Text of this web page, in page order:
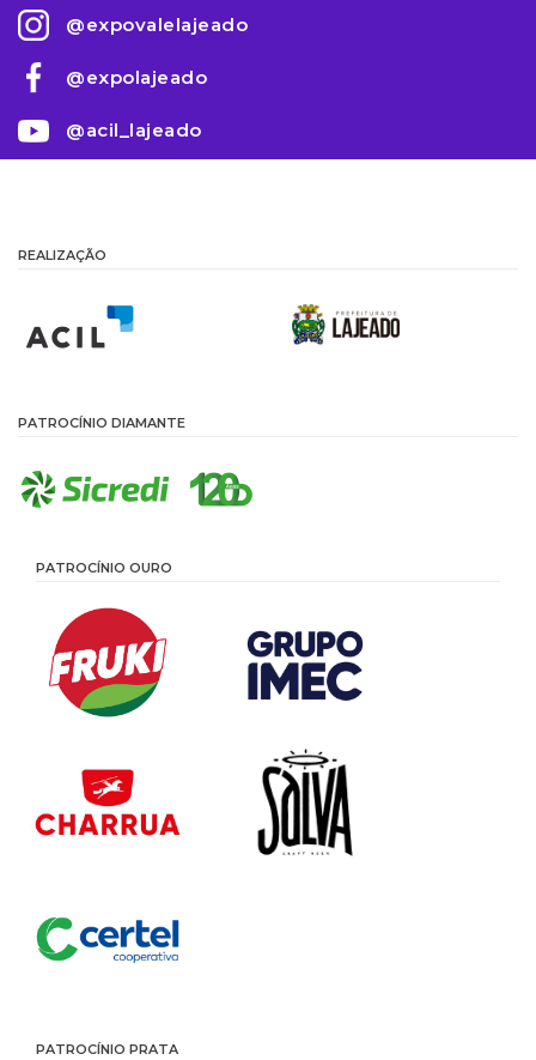
@expovalelajeado
@expolajeado
@acil_lajeado
REALIZAÇÃO
PATROCÍNIO DIAMANTE
PATROCÍNIO OURO
PATROCÍNIO PRATA